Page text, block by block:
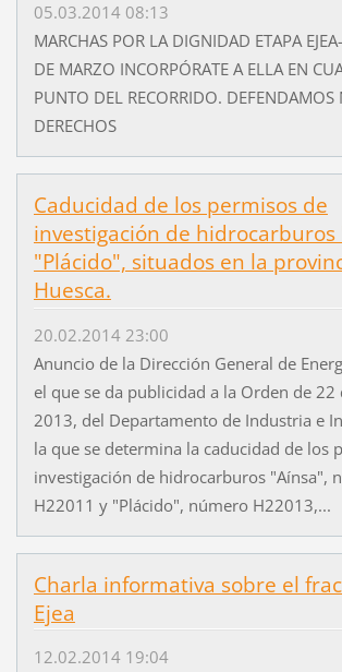
05.03.2014 08:13
MARCHAS POR LA DIGNIDAD ETAPA
DE MARZO INCORPÓRATE A ELLA EN
PUNTO DEL RECORRIDO. DEFENDAMOS
DERECHOS
Caducidad de los permisos de
investigación de hidrocarburos
"Plácido", situados en la
Huesca.
20.02.2014 23:00
Anuncio de la Dirección General de
el que se da publicidad a la Orden de 22
2013, del Departamento de Industria e
la que se determina la caducidad de los
investigación de hidrocarburos "Aínsa",
H22011 y "Plácido", número H22013,...
Charla informativa sobre el
Ejea
12.02.2014 19:04